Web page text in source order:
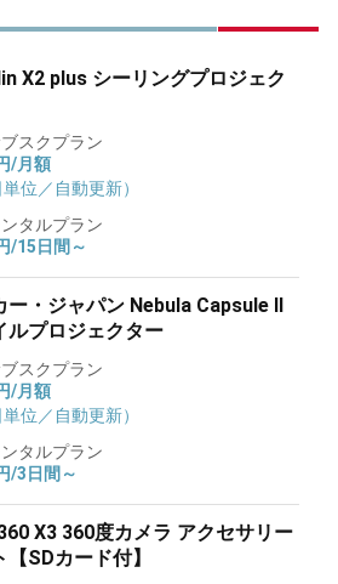
X2 plus シーリングプロジェク
スクプラン
/月額
単位／自動更新）
タルプラン
/15日間～
ー・ジャパン Nebula Capsule ll
ルプロジェクター
スクプラン
/月額
単位／自動更新）
タルプラン
/3日間～
X3 360度カメラ アクセサリー
【SDカード付】